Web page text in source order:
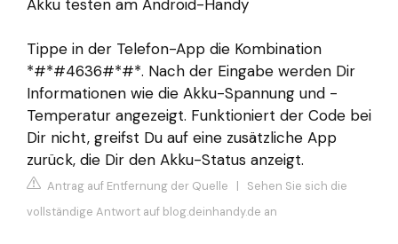
Akku testen am Android-Handy
Tippe in der Telefon-App die Kombination
*#*#4636#*#*. Nach der Eingabe werden Dir
Informationen wie die Akku-Spannung und -
Temperatur angezeigt. Funktioniert der Code bei
Dir nicht, greifst Du auf eine zusätzliche App
zurück, die Dir den Akku-Status anzeigt.
Antrag auf Entfernung der Quelle | Sehen Sie sich die
vollständige Antwort auf blog.deinhandy.de an